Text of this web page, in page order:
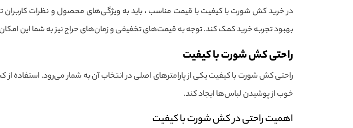
در خرید کش شورت با کیفیت با قیمت مناسب ، باید به ویژگی‌های محصول و نظرات کاربران
بهبود تجربه خرید کمک کند. توجه به قیمت‌های تخفیفی و زمان‌های حراج نیز به شما این
راحتی کش شورت با کیفیت
راحتی کش شورت با کیفیت یکی از پارامترهای اصلی در انتخاب آن به شمار می‌رود.
خوب از پوشیدن لباس‌ها ایجاد کند.
اهمیت راحتی در کش شورت با کیفیت